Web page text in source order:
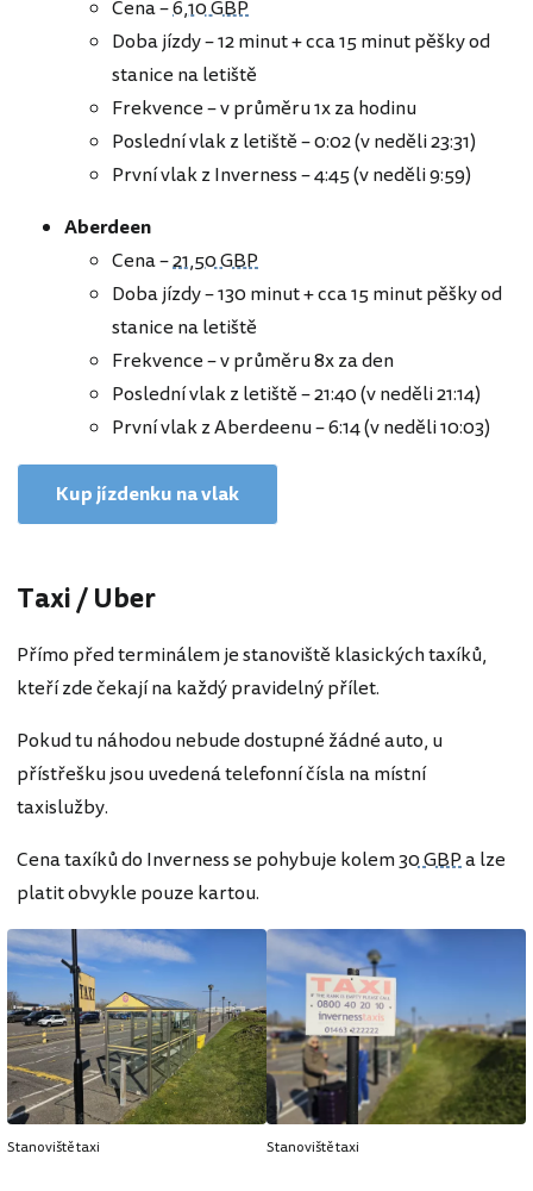
Cena –6,10 GBP
Doba jízdy – 12 minut + cca 15 minut pěšky od
stanice na letiště
Frekvence – v průměru 1x za hodinu
Poslední vlak z letiště – 0:02 (v neděli 23:31)
První vlak z Inverness – 4:45 (v neděli 9:59)
Aberdeen
Cena –21,50 GBP
Doba jízdy – 130 minut + cca 15 minut pěšky od
stanice na letiště
Frekvence – v průměru 8x za den
Poslední vlak z letiště – 21:40 (v neděli 21:14)
První vlak z Aberdeenu – 6:14 (v neděli 10:03)
Kup jízdenku na vlak
Taxi / Uber
Přímo před terminálem je stanoviště klasických taxíků,
kteří zde čekají na každý pravidelný přílet.
Pokud tu náhodou nebude dostupné žádné auto, u
přístřešku jsou uvedená telefonní čísla na místní
taxislužby.
Cena taxíků do Inverness se pohybuje kolem30 GBPa lze
platit obvykle pouze kartou.
Stanoviště taxi Stanoviště taxi